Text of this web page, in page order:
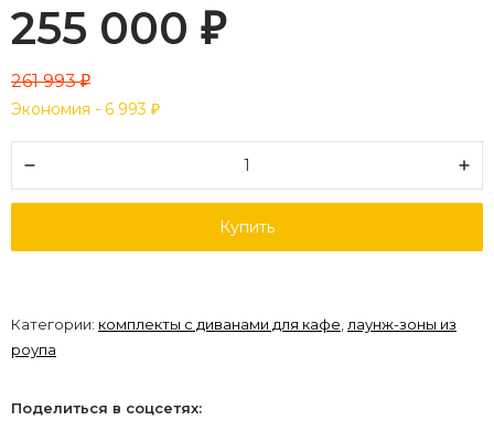
255 000 ₽
261 993₽
Экономия - 6 993 ₽
Купить
Категории: комплекты с диванами для кафе,лаунж-зоны из
роупа
Поделиться в соцсетях: